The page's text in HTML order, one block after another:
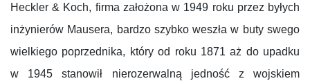
Heckler & Koch, firma założona w 1949 roku przez byłych
inżynierów Mausera, bardzo szybko weszła w buty swego
wielkiego poprzednika, który od roku 1871 aż do upadku
w 1945 stanowił nierozerwalną jedność z wojskiem